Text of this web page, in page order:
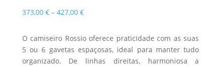
373,00 € – 427,00 €Price
373,00 €
427,00 €
O camiseiro Rossio oferece praticidade com as suas
5 ou 6 gavetas espaçosas, ideal para manter tudo
organizado. De linhas direitas, harmoniosa a